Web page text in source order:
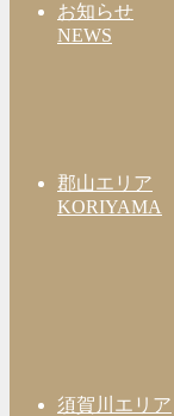
お知らせ
NEWS
郡山エリア
KORIYAMA
須賀川エリア